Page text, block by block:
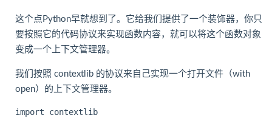
这个点Python早就想到了。它给我们提供了一个装饰器，你只
要按照它的代码协议来实现函数内容，就可以将这个函数对象
变成一个上下文管理器。
我们按照 contextlib 的协议来自己实现一个打开文件（with
open）的上下文管理器。
import contextlib